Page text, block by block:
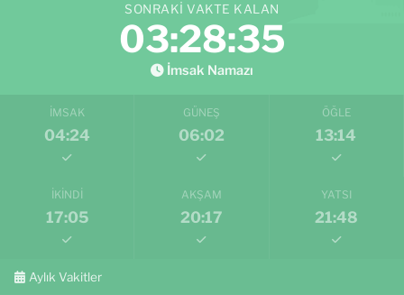
SONRAKI VAKTE KALAN
03:28:34
İmsak Namazı
İMSAK
04:24
GÜNEŞ
06:02
ÖĞLE
13:14
İKINDI
17:05
AKŞAM
20:17
YATSI
21:48
Aylık Vakitler